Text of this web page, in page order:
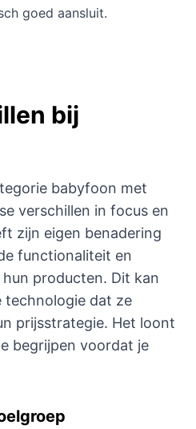
goed aansluit.
bij
babyfoon met
verschillen in focus en
zijn eigen benadering
functionaliteit en
producten. Dit kan
technologie dat ze
prijsstrategie. Het loont
begrijpen voordat je